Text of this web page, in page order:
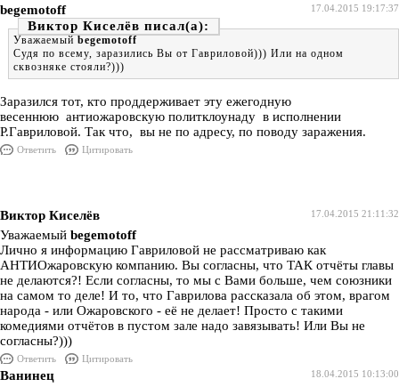
17.04.2015 19:17:37
begemotoff
Виктор Киселёв
Уважаемый begemotoff
Судя по всему, заразились Вы от Гавриловой))) Или на одном
сквозняке стояли?)))
Заразился тот, кто проддерживает эту ежегодную
весеннюю антиожаровскую политклоунаду в исполнении
Р.Гавриловой. Так что, вы не по адресу, по поводу заражения.
Ответить Цитировать
17.04.2015 21:11:32
Виктор Киселёв
Уважаемый begemotoff
Лично я информацию Гавриловой не рассматриваю как
АНТИОжаровскую компанию. Вы согласны, что ТАК отчёты главы
не делаются?! Если согласны, то мы с Вами больше, чем союзники
на самом то деле! И то, что Гаврилова рассказала об этом, врагом
народа - или Ожаровского - её не делает! Просто с такими
комедиями отчётов в пустом зале надо завязывать! Или Вы не
согласны?)))
Ответить
Цитировать
18.04.2015 10:13:00
Ванинец